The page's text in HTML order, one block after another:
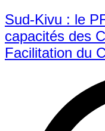
Sud-Kivu : le
capacités des
Facilitation du